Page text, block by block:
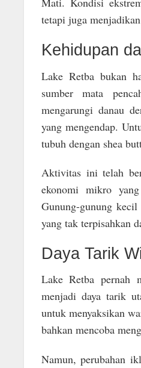
tetapi juga
Kehidupan
Lake Retba bukan
sumber mata
mengarungi danau
yang mengendap.
tubuh dengan shea
Aktivitas ini telah
ekonomi mikro
Gunung-gunung
yang tak terpisahkan
Daya Tarik
Lake Retba pernah
menjadi daya tarik
untuk menyaksikan
bahkan mencoba
Namun, perubahan